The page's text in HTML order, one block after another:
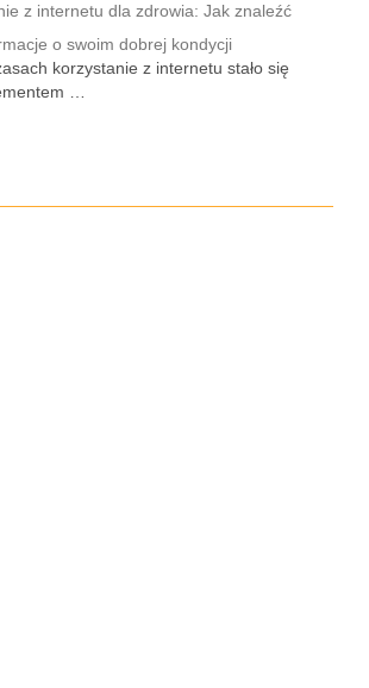
z internetu dla zdrowia: Jak znaleźć
o swoim dobrej kondycji
korzystanie z internetu stało się
…